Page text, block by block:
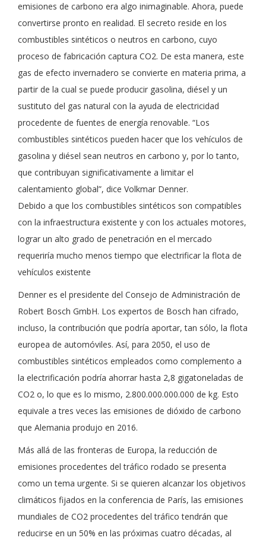
emisiones de carbono era algo inimaginable. Ahora, puede
convertirse pronto en realidad. El secreto reside en los
combustibles sintéticos o neutros en carbono, cuyo
proceso de fabricación captura CO2. De esta manera, este
gas de efecto invernadero se convierte en materia prima, a
partir de la cual se puede producir gasolina, diésel y un
sustituto del gas natural con la ayuda de electricidad
procedente de fuentes de energía renovable. “Los
combustibles sintéticos pueden hacer que los vehículos de
gasolina y diésel sean neutros en carbono y, por lo tanto,
que contribuyan significativamente a limitar el
calentamiento global”, dice Volkmar Denner.
Debido a que los combustibles sintéticos son compatibles
con la infraestructura existente y con los actuales motores,
lograr un alto grado de penetración en el mercado
requeriría mucho menos tiempo que electrificar la flota de
vehículos existente
Denner es el presidente del Consejo de Administración de
Robert Bosch GmbH. Los expertos de Bosch han cifrado,
incluso, la contribución que podría aportar, tan sólo, la flota
europea de automóviles. Así, para 2050, el uso de
combustibles sintéticos empleados como complemento a
la electrificación podría ahorrar hasta 2,8 gigatoneladas de
CO2 o, lo que es lo mismo, 2.800.000.000.000 de kg. Esto
equivale a tres veces las emisiones de dióxido de carbono
que Alemania produjo en 2016.
Más allá de las fronteras de Europa, la reducción de
emisiones procedentes del tráfico rodado se presenta
como un tema urgente. Si se quieren alcanzar los objetivos
climáticos fijados en la conferencia de París, las emisiones
mundiales de CO2 procedentes del tráfico tendrán que
reducirse en un 50% en las próximas cuatro décadas, al